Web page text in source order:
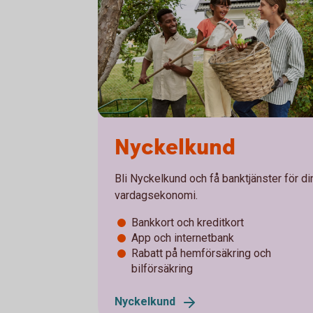
Nyckelkund
Bli Nyckelkund och få banktjänster för
vardagsekonomi.
Bankkort och kreditkort
App och internetbank
Rabatt på hemförsäkring och
bilförsäkring
Nyckelkund